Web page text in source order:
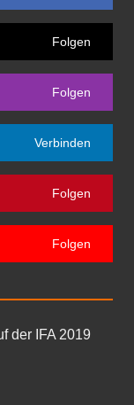
Folgen
Folgen
Verbinden
Folgen
Folgen
der IFA 2019